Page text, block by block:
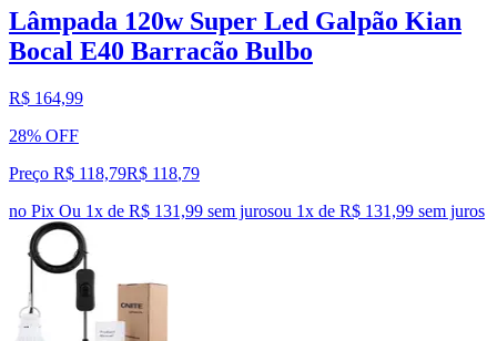
Lâmpada 120w Super Led Galpão Kian
Bocal E40 Barracão Bulbo
R$ 164,99
28% OFF
Preço R$ 118,79R$ 118,79
no Pix Ou 1x de R$ 131,99 sem jurosou 1x de R$ 131,99 sem juros